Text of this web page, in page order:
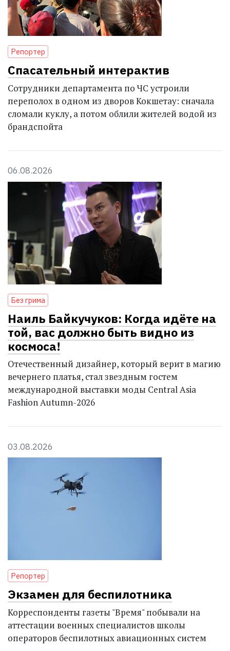
Репортер
Спасательный интерактив
Сотрудники департамента по ЧС устроили
переполох в одном из дворов Кокшетау: сначала
сломали куклу, а потом облили жителей водой из
брандспойта
06.08.2026
Без грима
Наиль Байкучуков: Когда идёте на
той, вас должно быть видно из
космоса!
Отечественный дизайнер, который верит в магию
вечернего платья, стал звездным гостем
международной выставки моды Central Asia
Fashion Autumn-2026
03.08.2026
Репортер
Экзамен для беспилотника
Корреспонденты газеты "Время" побывали на
аттестации военных специалистов школы
операторов беспилотных авиационных систем